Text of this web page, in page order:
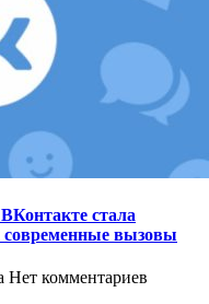
стала
современные вызовы
Нет комментариев